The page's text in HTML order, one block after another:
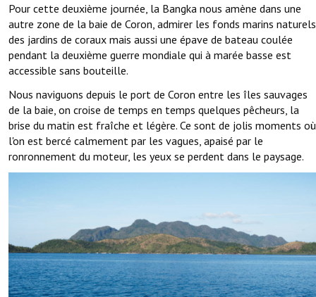
Pour cette deuxième journée, la Bangka nous amène dans une
autre zone de la baie de Coron, admirer les fonds marins naturels
des jardins de coraux mais aussi une épave de bateau coulée
pendant la deuxième guerre mondiale qui à marée basse est
accessible sans bouteille.
Nous naviguons depuis le port de Coron entre les îles sauvages
de la baie, on croise de temps en temps quelques pêcheurs, la
brise du matin est fraîche et légère. Ce sont de jolis moments où
l'on est bercé calmement par les vagues, apaisé par le
ronronnement du moteur, les yeux se perdent dans le paysage.